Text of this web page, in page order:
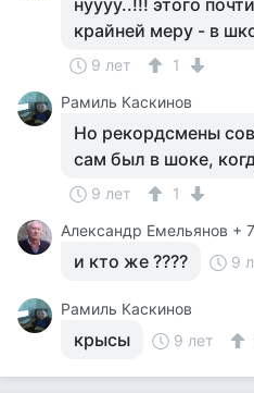
нуууу..!!! этого
крайней меру - в
9 лет
1
Рамиль Каскинов
Но рекордсмены
сам был в шоке,
9 лет
1
и кто же ???? 9
Рамиль Каскинов
крысы 9 лет